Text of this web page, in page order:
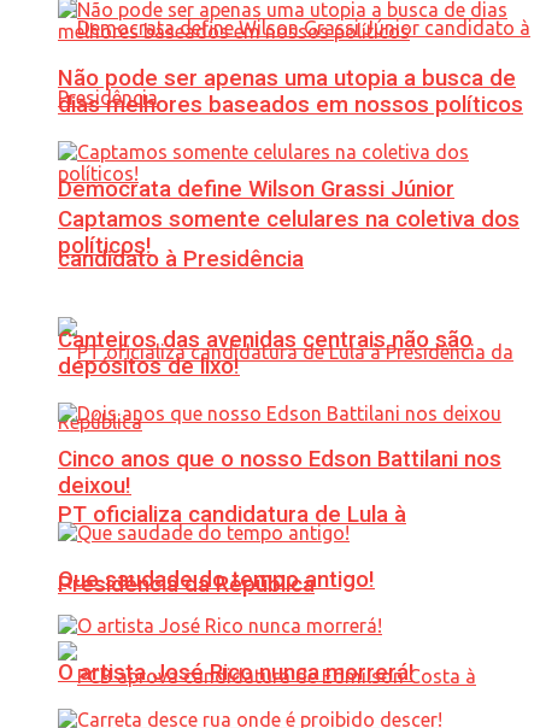
Democrata define Wilson Grassi Júnior
candidato à Presidência
PT oficializa candidatura de Lula à
Presidência da República
Não pode ser apenas uma utopia a busca de
dias melhores baseados em nossos políticos
Captamos somente celulares na coletiva dos
políticos!
Canteiros das avenidas centrais não são
depósitos de lixo!
Cinco anos que o nosso Edson Battilani nos
deixou!
Que saudade do tempo antigo!
O artista José Rico nunca morrerá!